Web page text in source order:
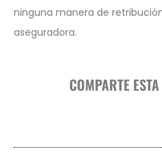
ninguna manera de
aseguradora.
COMPARTE